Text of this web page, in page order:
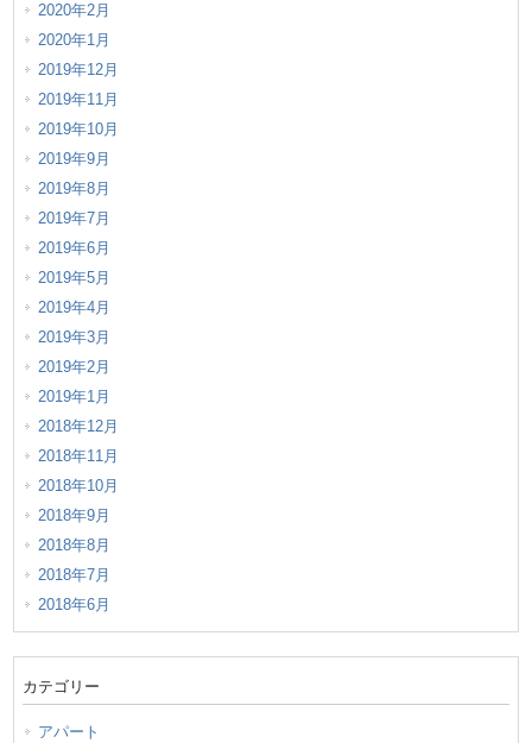
2020年2月
2020年1月
2019年12月
2019年11月
2019年10月
2019年9月
2019年8月
2019年7月
2019年6月
2019年5月
2019年4月
2019年3月
2019年2月
2019年1月
2018年12月
2018年11月
2018年10月
2018年9月
2018年8月
2018年7月
2018年6月
カテゴリー
アパート